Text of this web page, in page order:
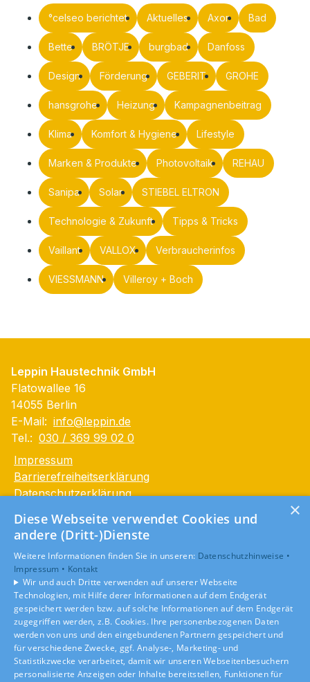
°celseo berichtet Aktuelles Axor Bad
Bette BRÖTJE burgbad Danfoss
Design Förderung GEBERIT GROHE
hansgrohe Heizung Kampagnenbeitrag
Klima Komfort & Hygiene Lifestyle
Marken & Produkte Photovoltaik REHAU
Sanipa Solar STIEBEL ELTRON
Technologie & Zukunft Tipps & Tricks
Vaillant VALLOX Verbraucherinfos
VIESSMANN Villeroy + Boch
Leppin Haustechnik GmbH
Flatowallee 16
14055 Berlin
E-Mail: info@leppin.de
Tel.: 030 / 369 99 02 0
Impressum
Barrierefreiheitserklärung
Datenschutzerklärung
Unsere Bereiche
Privatkunden
Gewerbekunden
Karriere
Unternehmen
Kontakt
×
Diese Webseite verwendet Cookies und
andere (Dritt-)Dienste
Weitere Informationen finden Sie in unseren: Datenschutzhinweise •
Impressum • Kontakt
Wir und auch Dritte verwenden auf unserer Webseite
Technologien, mit Hilfe derer Informationen auf dem Endgerät
gespeichert werden bzw. auf solche Informationen auf dem Endgerät
zugegriffen werden, z.B. Cookies. Ihre personenbezogenen Daten
werden von uns und den eingebundenen Partnern gespeichert und
für verschiedene Zwecke, ggf. Analyse-, Marketing- und
Statistikzwecke verarbeitet, damit wir unseren Webseitenbesuchern
personalisierte Anzeigen oder Inhalte bereitstellen, Funktionen für